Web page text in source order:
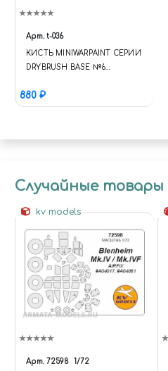
Арт. t-036
КИСТЬ MINIWARPAINT СЕРИИ
DRYBRUSH BASE №6
880 ₽
Случайные товары
kv models
Арт. 72598 1/72